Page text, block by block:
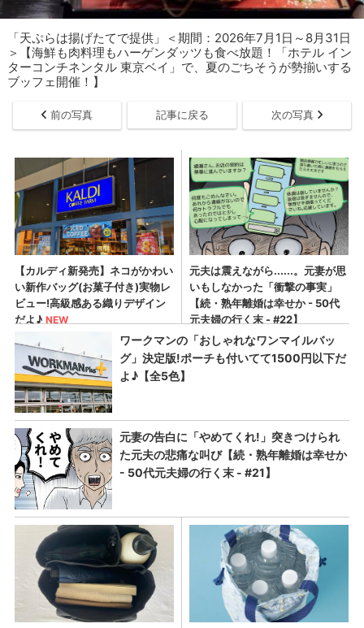
「​​​天ぷらは揚げたてで提供」＜期間：2026年7月1日～8月31日
＞【海鮮も肉料理もハーゲンダッツも食べ放題！「ホテル イン
ターコンチネンタル 東京ベイ」で、夏のごちそうが勢揃いする
ブッフェ開催！】
前の写真 記事に戻る 次の写真